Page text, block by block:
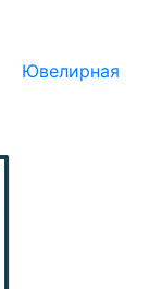
Ювелирная